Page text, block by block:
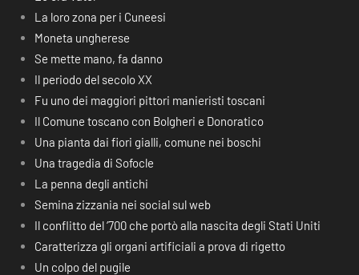
La loro zona per i Cuneesi
Moneta ungherese
Se mette mano, fa danno
Il periodo del secolo XX
Fu uno dei maggiori pittori manieristi toscani
Il Comune toscano con Bolgheri e Donoratico
Una pianta dai fiori gialli, comune nei boschi
Una tragedia di Sofocle
La penna degli antichi
Semina zizzania nei social sul web
Il conflitto del ‘700 che portò alla nascita degli Stati Uniti
Caratterizza gli organi artificiali a prova di rigetto
Un colpo del pugile